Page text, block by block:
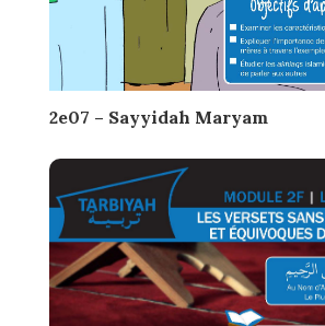
2e07 – Sayyidah Maryam